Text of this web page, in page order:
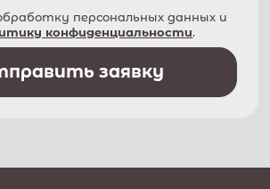
персональных данных и
конфиденциальности.
заявку